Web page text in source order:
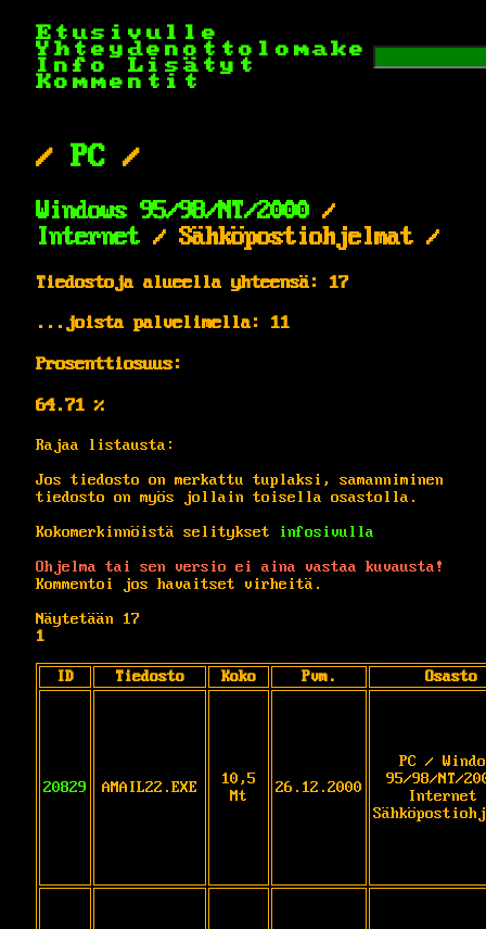
Etusivulle
Yhteydenottolomake
Info
Lisätyt
Kommentit
/ PC /
Windows 95/98/NT/2000 /
Internet / Sähköpostiohjelmat /
Tiedostoja alueella yhteensä: 17
...joista palvelimella: 11
Prosenttiosuus:
64.71 %
Rajaa listausta:
Jos tiedosto on merkattu tuplaksi, samanniminen
tiedosto on myös jollain toisella osastolla.
Kokomerkinnöistä selitykset
infosivulla
Ohjelma tai sen versio ei aina vastaa kuvausta!
Kommentoi jos havaitset virheitä.
Näytetään 17
1
ID Tiedosto Koko Pvm. Osasto
20829 AMAIL22.EXE
10,5
Mt
26.12.2000
PC /
95/98/NT/
Internet